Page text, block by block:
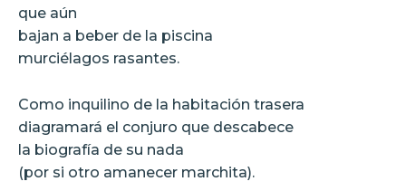
que aún
bajan a beber de la piscina
murciélagos rasantes.
Como inquilino de la habitación trasera
diagramará el conjuro que descabece
la biografía de su nada
(por si otro amanecer marchita).